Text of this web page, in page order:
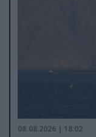
08.08.2026 | 18:02